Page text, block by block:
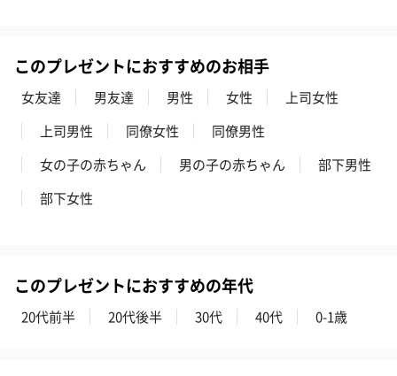
かき氷入浴剤4点セット
（ブルー）（748円）
かき氷入浴剤4点セット
（イエロー）（748円）
バスフラワー
【Thank you
ハンドタオル・ハンカチ
ハンドタオル・ハンカチを同梱してお届けいたします。ギフトへ
の＋αにおすすめです。
このプレゼントにおすすめのお相手
女友達 男友達 男性 女性
上司女性
上司男性
同僚女性
同僚男性
女の子の赤ちゃん
男の子の赤ちゃん
部下男性
部下女性
このプレゼントにおすすめの年代
20代前半 20代後半 30代 40代 0-1歳